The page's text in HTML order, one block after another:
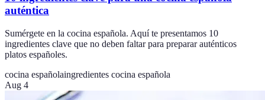
auténtica
Sumérgete en la cocina española. Aquí te presentamos 10
ingredientes clave que no deben faltar para preparar auténticos
platos españoles.
cocina españolaingredientes cocina española
Aug 4